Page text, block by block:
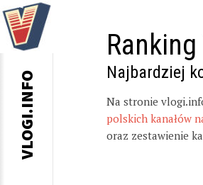
Najbardziej
Na stronie
polskich kanałów
oraz zestawienie
VLOGI.INFO